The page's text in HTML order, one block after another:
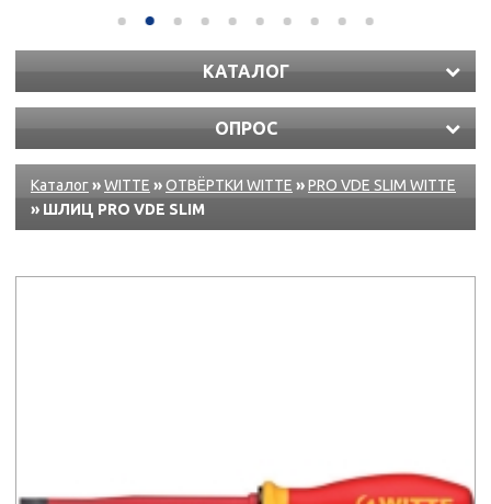
КАТАЛОГ
ОПРОС
Каталог»WITTE »ОТВЁРТКИ WITTE »PRO VDE SLIM WITTE
» ШЛИЦ PRO VDE SLIM